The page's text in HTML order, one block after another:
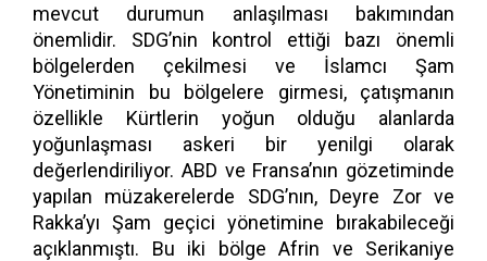
mevcut durumun anlaşılması bakımından
önemlidir. SDG’nin kontrol ettiği bazı önemli
bölgelerden çekilmesi ve İslamcı Şam
Yönetiminin bu bölgelere girmesi, çatışmanın
özellikle Kürtlerin yoğun olduğu alanlarda
yoğunlaşması askeri bir yenilgi olarak
değerlendiriliyor. ABD ve Fransa’nın gözetiminde
yapılan müzakerelerde SDG’nın, Deyre Zor ve
Rakka’yı Şam geçici yönetimine bırakabileceği
açıklanmıştı. Bu iki bölge Afrin ve Serikaniye